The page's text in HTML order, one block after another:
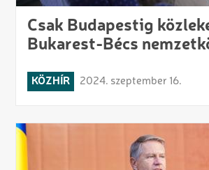
Csak Budapestig
Bukarest-Bécs
KÖZHÍR 2024. szeptember 16.